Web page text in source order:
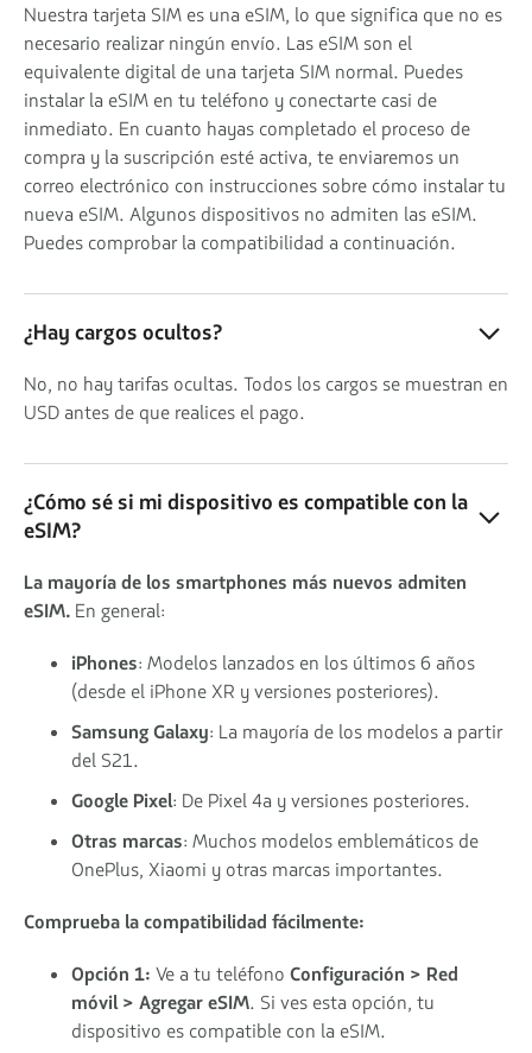
Nuestra tarjeta SIM es una eSIM, lo que significa que no es
necesario realizar ningún envío. Las eSIM son el
equivalente digital de una tarjeta SIM normal. Puedes
instalar la eSIM en tu teléfono y conectarte casi de
inmediato. En cuanto hayas completado el proceso de
compra y la suscripción esté activa, te enviaremos un
correo electrónico con instrucciones sobre cómo instalar tu
nueva eSIM. Algunos dispositivos no admiten las eSIM.
Puedes comprobar la compatibilidad a continuación.
¿Hay cargos ocultos?
No, no hay tarifas ocultas. Todos los cargos se muestran en
USD antes de que realices el pago.
¿Cómo sé si mi dispositivo es compatible con la
eSIM?
La mayoría de los smartphones más nuevos admiten
eSIM. En general:
iPhones: Modelos lanzados en los últimos 6 años
(desde el iPhone XR y versiones posteriores).
Samsung Galaxy: La mayoría de los modelos a partir
del S21.
Google Pixel: De Pixel 4a y versiones posteriores.
Otras marcas: Muchos modelos emblemáticos de
OnePlus, Xiaomi y otras marcas importantes.
Comprueba la compatibilidad fácilmente:
Opción 1: Ve a tu teléfono Configuración > Red
móvil > Agregar eSIM. Si ves esta opción, tu
dispositivo es compatible con la eSIM.